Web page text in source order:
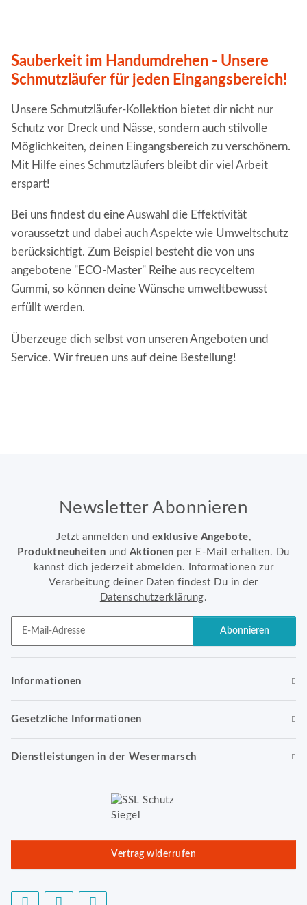
Sauberkeit im Handumdrehen - Unsere
Schmutzläufer für jeden Eingangsbereich!
Unsere Schmutzläufer-Kollektion bietet dir nicht nur
Schutz vor Dreck und Nässe, sondern auch stilvolle
Möglichkeiten, deinen Eingangsbereich zu verschönern.
Mit Hilfe eines Schmutzläufers bleibt dir viel Arbeit
erspart!
Bei uns findest du eine Auswahl die Effektivität
voraussetzt und dabei auch Aspekte wie Umweltschutz
berücksichtigt. Zum Beispiel besteht die von uns
angebotene "ECO-Master" Reihe aus recyceltem
Gummi, so können deine Wünsche umweltbewusst
erfüllt werden.
Überzeuge dich selbst von unseren Angeboten und
Service. Wir freuen uns auf deine Bestellung!
Newsletter Abonnieren
Jetzt anmelden und exklusive Angebote,
Produktneuheiten und Aktionen per E-Mail erhalten. Du
kannst dich jederzeit abmelden. Informationen zur
Verarbeitung deiner Daten findest Du in der
Datenschutzerklärung.
Abonnieren
Informationen
Gesetzliche Informationen
Dienstleistungen in der Wesermarsch
Vertrag widerrufen